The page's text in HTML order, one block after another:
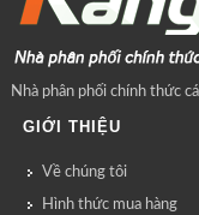
Nhà phân phối chính thức
GIỚI THIỆU
Về chúng tôi
Hình thức mua hàng